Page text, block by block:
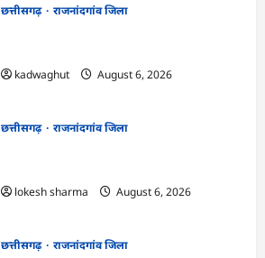
छत्तीसगढ़
राजनांदगांव जिला
kadwaghut
August 6, 2026
छत्तीसगढ़
राजनांदगांव जिला
lokesh sharma
August 6, 2026
छत्तीसगढ़
राजनांदगांव जिला